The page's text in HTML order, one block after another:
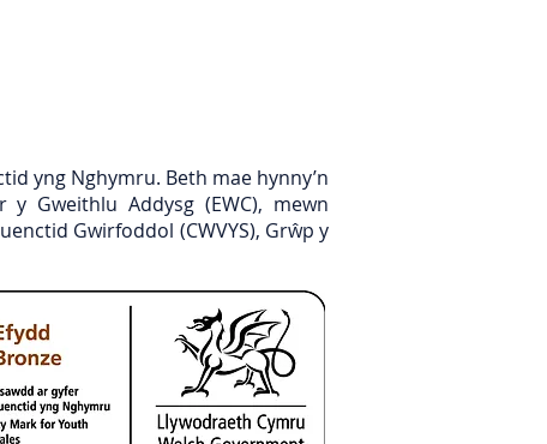
yng Nghymru. Beth mae hynny’n
Gweithlu Addysg (EWC), mewn
Gwirfoddol (CWVYS), Grŵp y